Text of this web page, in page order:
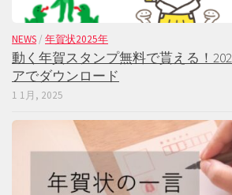
NEWS / 年賀状2025年
動く年賀スタンプ無料で貰える！
アでダウンロード
1 1月, 2025